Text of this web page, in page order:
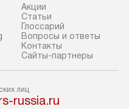
нишу или на
Акции
Cтатьи
Глоссарий
Вопросы и ответы
Контакты
Сайты-партнеры
лиц
russia.ru